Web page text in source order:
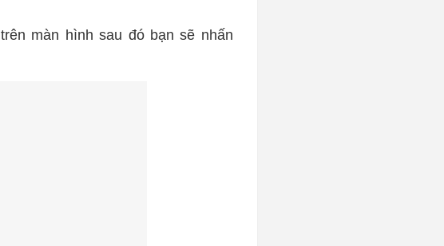
trên màn hình sau đó bạn sẽ nhấn